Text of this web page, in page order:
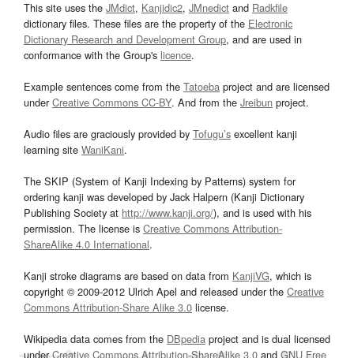
This site uses the JMdict, Kanjidic2, JMnedict and Radkfile
dictionary files. These files are the property of the Electronic
Dictionary Research and Development Group, and are used in
conformance with the Group's licence.
Example sentences come from the Tatoeba project and are licensed
underCreative Commons CC-BY. And from the Jreibun project.
Audio files are graciously provided by Tofugu’s excellent kanji
learning site WaniKani.
The SKIP (System of Kanji Indexing by Patterns) system for
ordering kanji was developed by Jack Halpern (Kanji Dictionary
Publishing Society at http://www.kanji.org/), and is used with his
permission. The license is Creative Commons Attribution-
ShareAlike 4.0 International.
Kanji stroke diagrams are based on data from KanjiVG, which is
copyright © 2009-2012 Ulrich Apel and released under the Creative
Commons Attribution-Share Alike 3.0 license.
Wikipedia data comes from the DBpedia project and is dual licensed
underCreative Commons Attribution-ShareAlike 3.0 and GNU Free